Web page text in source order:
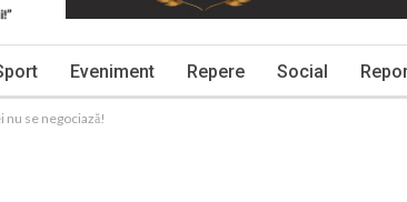
Eveniment Repere Social
nu se negociază!